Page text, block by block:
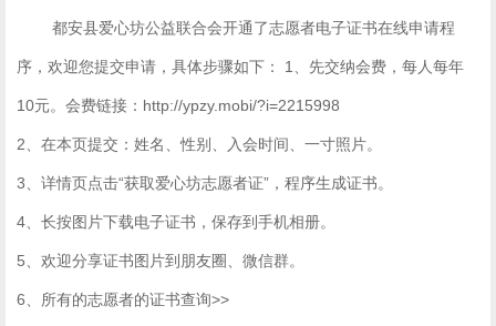
都安县爱心坊公益联合会开通了志愿者电子证书在线申请程
序，欢迎您提交申请，具体步骤如下： 1、先交纳会费，每人每年
10元。会费链接： http://ypzy.mobi/?i=2215998
2、在本页提交：姓名、性别、入会时间、一寸照片。
3、详情页点击“获取爱心坊志愿者证”，程序生成证书。
4、长按图片下载电子证书，保存到手机相册。
5、欢迎分享证书图片到朋友圈、微信群。
6、 所有的志愿者的证书查询>>